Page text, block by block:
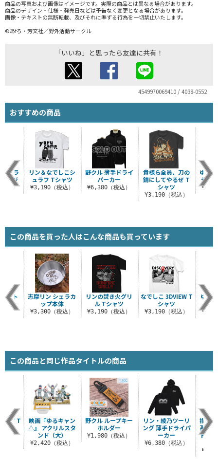
商品の写真および画像はイメージです。実際の商品とは異なる場合があります。
商品のデザイン・仕様・発売日などは予告なく変更となる場合があります。
画像・テキストの無断転載、及びそれに準ずる行為を一切禁止いたします。
©あfろ・芳文社／野外活動サークル
「いいね」と思ったら友達に共有！
4549970069410 / 4038-0552
おすすめの商品
野クル 薄手ドライ
パーカー
¥6,380（税込）
貴様ら全員、刀の
錆にしてやるぜ T
シャツ
¥3,190（税込）
ゆる
ラプ
グラ
ージ
込）
リン＆なでしこシ
ュラフ Tシャツ
¥3,190（税込）
この商品を買った人はこんな商品も買っています
リンの焚き火グリ
ル Tシャツ
¥3,190（税込）
なでしこ 3DVIEW T
シャツ
¥3,190（税込）
ゆる
ット
込）
志摩リン シェラカ
ップ本体
¥3,300（税込）
この商品と同じ作品タイトルの商品
野クル ループキー
ホルダー
¥1,980（税込）
リン・綾乃ツーリ
ング 薄手ドライパ
ーカー
¥6,380（税込）
描き
那 ア
ド（
T
込）
映画『ゆるキャン
△』 アクリルスタ
ンド（大）
¥2,420（税込）